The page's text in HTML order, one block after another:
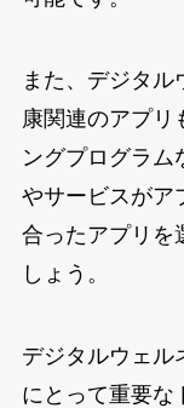
また、デジタ
康関連のアプリ
ングプログラム
やサービスがア
合ったアプリを
しょう。
デジタルウェル
にとって重要な